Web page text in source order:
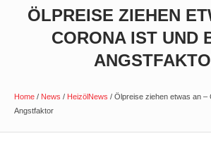
ÖLPREISE ZIEHEN
CORONA IST UND
Home / News / HeizölNews / Ölpreise ziehen etwas an –
Angstfaktor